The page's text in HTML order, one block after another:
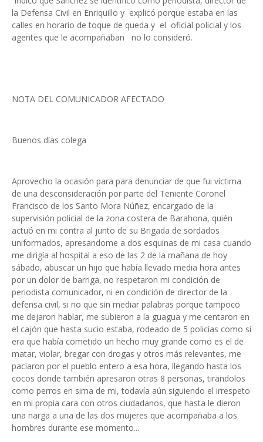
la Defensa Civil en Enriquillo y explicó porque estaba en las
calles en horario de toque de queda y el oficial policial y los
agentes que le acompañaban no lo consideró.
NOTA DEL COMUNICADOR AFECTADO
Buenos días colega
Aprovecho la ocasión para para denunciar de que fui víctima
de una desconsideración por parte del Teniente Coronel
Francisco de los Santo Mora Núñez, encargado de la
supervisión policial de la zona costera de Barahona, quién
actuó en mi contra al junto de su Brigada de sordados
uniformados, apresandome a dos esquinas de mi casa cuando
me dirigía al hospital a eso de las 2 de la mañana de hoy
sábado, abuscar un hijo que había llevado media hora antes
por un dolor de barriga, no respetaron mi condición de
periodista comunicador, ni en condición de director de la
defensa civil, si no que sin mediar palabras porque tampoco
me dejaron hablar, me subieron a la guagua y me centaron en
el cajón que hasta sucio estaba, rodeado de 5 policías como si
era que había cometido un hecho muy grande como es el de
matar, violar, bregar con drogas y otros más relevantes, me
paciaron por el pueblo entero a esa hora, llegando hasta los
cocos donde también apresaron otras 8 personas, tirandolos
como perros en sima de mi, todavía aún siguiendo el irrespeto
en mi propia cara con otros ciudadanos, que hasta le dieron
una narga a una de las dos mujeres que acompañaba a los
hombres durante ese momento...